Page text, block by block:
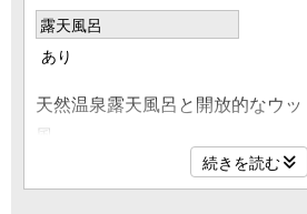
露天風呂
あり
天然温泉露天風呂と開放的なウ
風。
広々としたツインベッドの寝室
ムからは、洗面室・トイレ・シ
続きを読む